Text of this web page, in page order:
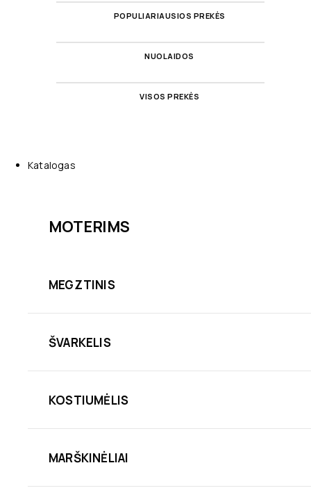
POPULIARIAUSIOS PREKĖS
NUOLAIDOS
VISOS PREKĖS
Katalogas
MOTERIMS
MEGZTINIS
ŠVARKELIS
KOSTIUMĖLIS
MARŠKINĖLIAI